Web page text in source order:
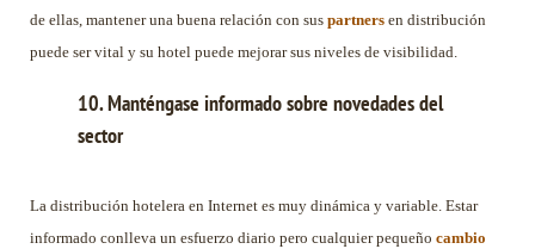
de ellas, mantener una buena relación con sus partners en distribución
puede ser vital y su hotel puede mejorar sus niveles de visibilidad.
10. Manténgase informado sobre novedades del
sector
La distribución hotelera en Internet es muy dinámica y variable. Estar
informado conlleva un esfuerzo diario pero cualquier pequeño cambio